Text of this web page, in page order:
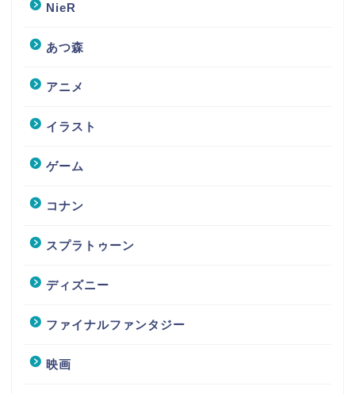
NieR
あつ森
アニメ
イラスト
ゲーム
コナン
スプラトゥーン
ディズニー
ファイナルファンタジー
映画